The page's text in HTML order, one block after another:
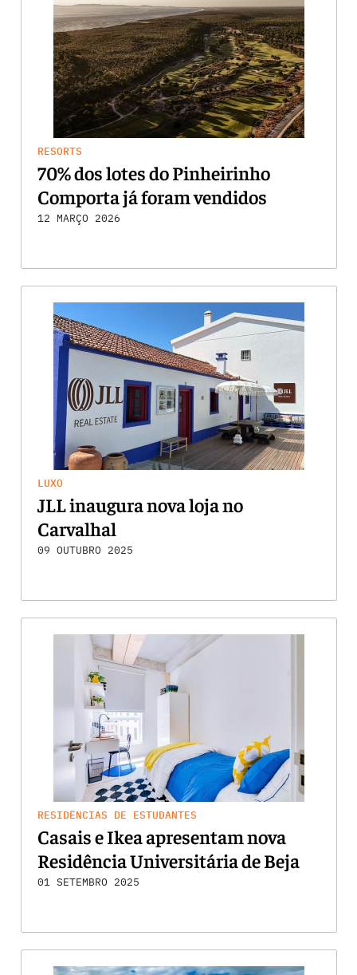
RESORTS
70% dos lotes do Pinheirinho
Comporta já foram vendidos
12 MARÇO 2026
LUXO
JLL inaugura nova loja no
Carvalhal
09 OUTUBRO 2025
RESIDÊNCIAS DE ESTUDANTES
Casais e Ikea apresentam nova
Residência Universitária de Beja
01 SETEMBRO 2025